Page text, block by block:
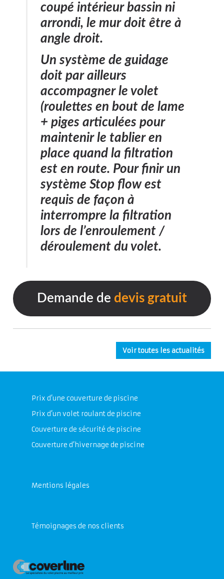
coupé intérieur bassin ni
arrondi, le mur doit être à
angle droit.
Un système de guidage
doit par ailleurs
accompagner le volet
(roulettes en bout de lame
+ piges articulées pour
maintenir le tablier en
place quand la filtration
est en route. Pour finir un
système Stop flow est
requis de façon à
interrompre la filtration
lors de l’enroulement /
déroulement du volet.
Demande de devis gratuit
Voir toutes les actualités
Prix d’une couverture de piscine
Prix d’un volet roulant de piscine
Couverture de sécurité de piscine
Couverture d’hivernage de piscine
Mentions légales
Témoignages de nos clients